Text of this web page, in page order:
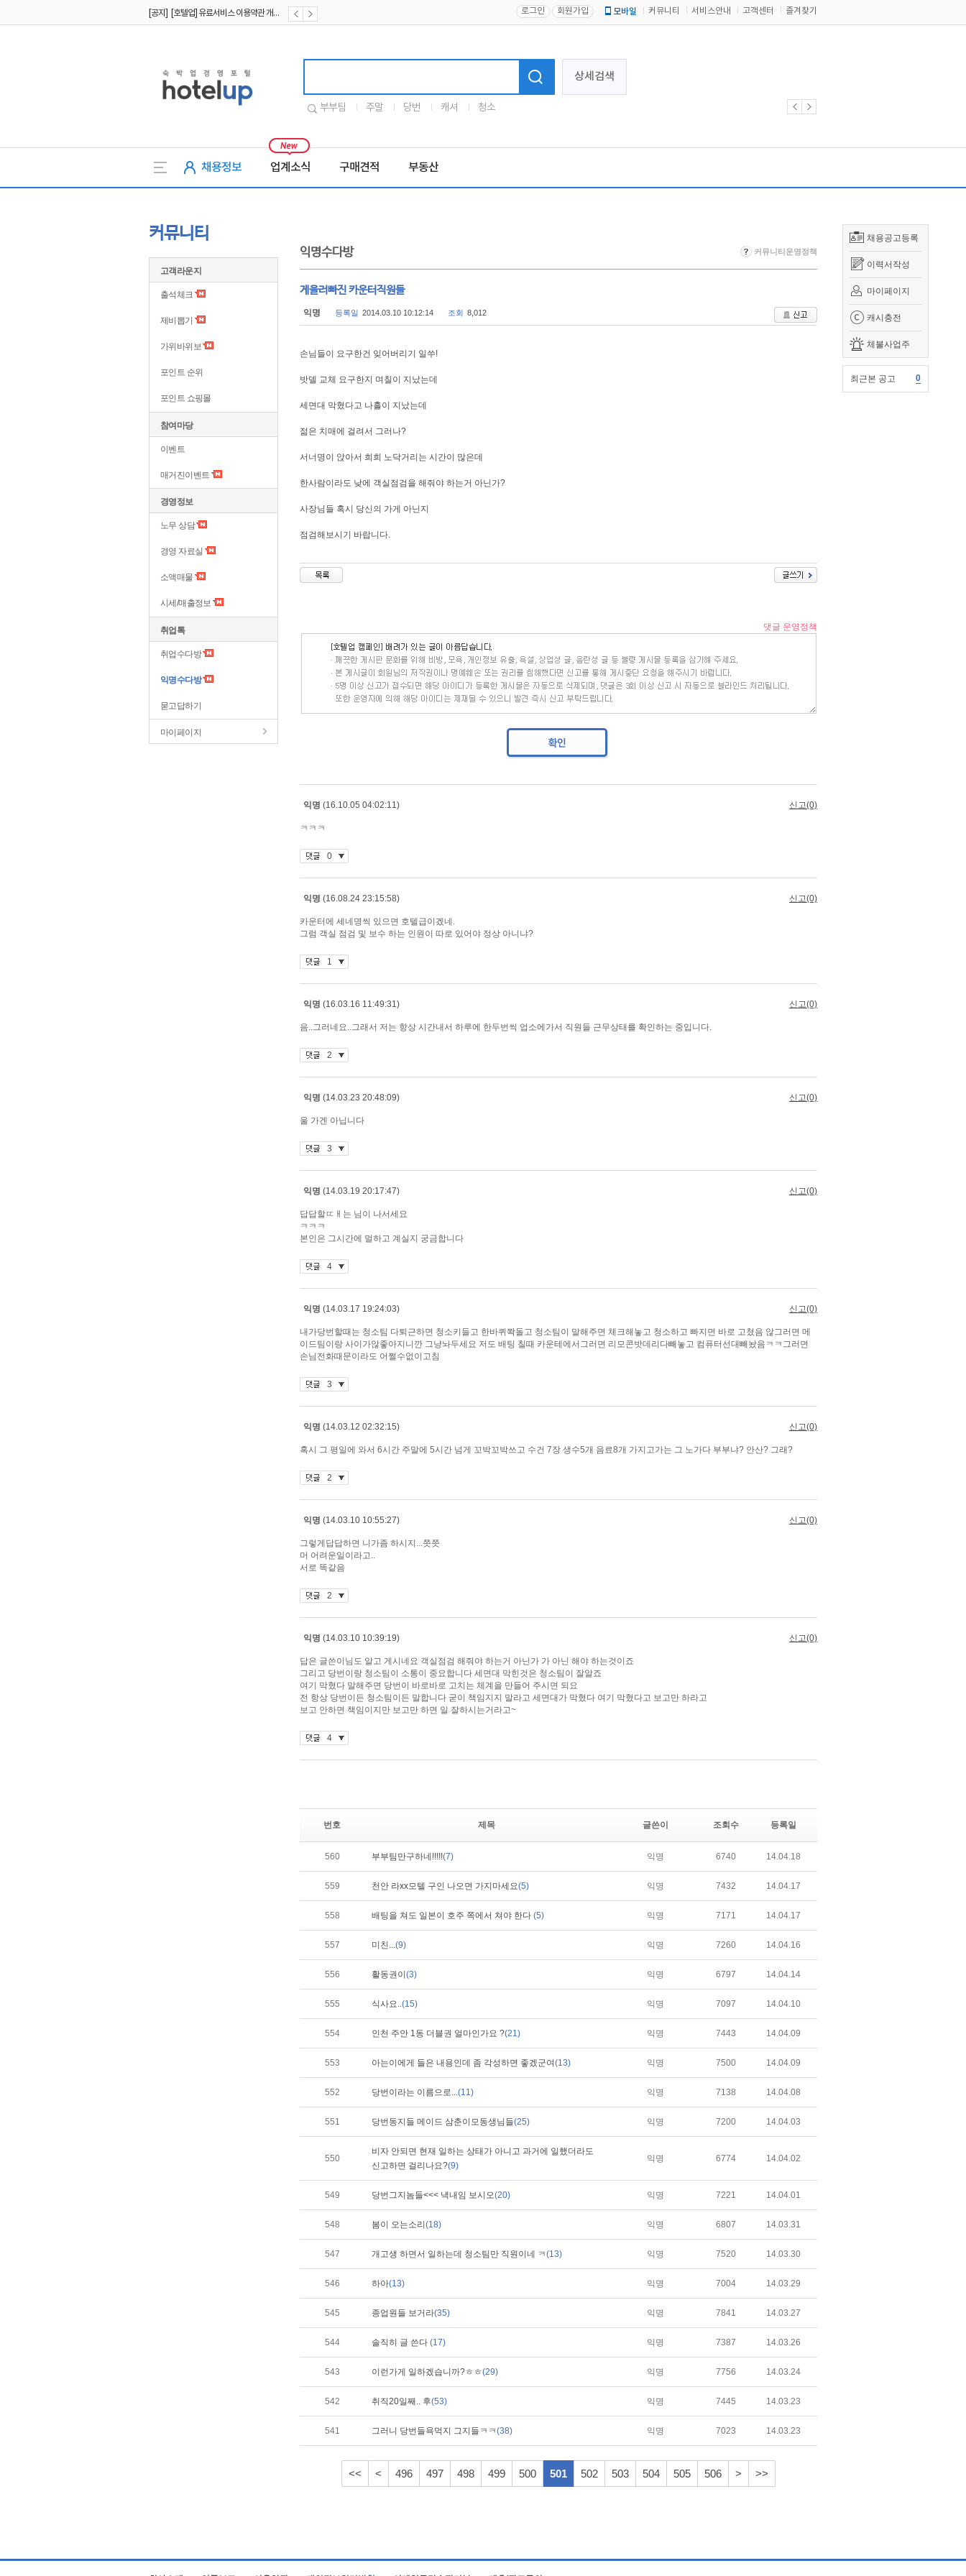
[공지] [호텔업] 유료서비스 이용약관 개정본2 (19.09.02) 로그인 회원가입 모바일 커뮤니티 서비스안내 고객센터 즐겨찾기
상세검색
부부팀 주말 당번 캐셔 청소
채용정보 업계소식 구매견적 부동산
채용공고등록
이력서작성
마이페이지
캐시충전
체불사업주
최근본 공고 0
커뮤니티
고객라운지
출석체크
제비뽑기
가위바위보
포인트 순위
포인트 쇼핑몰
참여마당
이벤트
매거진이벤트
경영정보
노무 상담
경영 자료실
소액매물
시세/매출정보
취업톡
취업수다방
익명수다방
묻고답하기
마이페이지
익명수다방 커뮤니티운영정책
게을러빠진 카운터직원들
익명 등록일 2014.03.10 10:12:14 조회 8,012
손님들이 요구한건 잊어버리기 일쑤!
밧델 교체 요구한지 며칠이 지났는데
세면대 막혔다고 나흘이 지났는데
젊은 치매에 걸려서 그러나?
서너명이 앉아서 희희 노닥거리는 시간이 많은데
한사람이라도 낮에 객실점검을 해줘야 하는거 아닌가?
사장님들 혹시 당신의 가게 아닌지
점검해보시기 바랍니다.
번호 제목 글쓴이 조회수 등록일
560 부부팀만구하네!!!!!(7) 익명 6740 14.04.18
559 천안 라xx모텔 구인 나오면 가지마세요(5) 익명 7432 14.04.17
558 배팅을 쳐도 일본이 호주 쪽에서 쳐야 한다 (5) 익명 7171 14.04.17
557 미친...(9) 익명 7260 14.04.16
556 활동권이 (3) 익명 6797 14.04.14
555 식사요..(15) 익명 7097 14.04.10
554 인천 주안 1동 더블권 얼마인가요 ?(21) 익명 7443 14.04.09
553 아는이에게 들은 내용인데 좀 각성하면 좋겠군여(13) 익명 7500 14.04.09
552 당번이라는 이름으로...(11) 익명 7138 14.04.08
551 당번동지들 메이드 삼춘이모동생님들(25) 익명 7200 14.04.03
550
비자 안되면 현재 일하는 상태가 아니고 과거에 일했더라도
신고하면 걸리나요?(9)
익명 6774 14.04.02
549 당번그지놈들<<< 낵내임 보시오(20) 익명 7221 14.04.01
548 봄이 오는소리 (18) 익명 6807 14.03.31
547 개고생 하면서 일하는데 청소팀만 직원이네 ㅋ(13) 익명 7520 14.03.30
546 하아(13) 익명 7004 14.03.29
545 종업원들 보거라(35) 익명 7841 14.03.27
544 솔직히 글 쓴다 (17) 익명 7387 14.03.26
543 이런가게 일하겠습니까?ㅎㅎ(29) 익명 7756 14.03.24
542 취직20일째.. 후(53) 익명 7445 14.03.23
541 그러니 당번들욕먹지 그지들ㅋㅋ(38) 익명 7023 14.03.23
<< < 496 497 498 499 500 501 502 503 504 505 506 > >>